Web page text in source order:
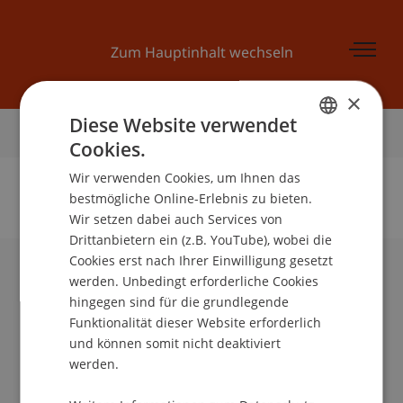
Zum Hauptinhalt wechseln
Startseite
Keine Daten zu dieser Person gefunden
Universität Liechtenstein
Fürst-Franz-Josef-Strasse
9490 Vaduz
Liechtenstein
info@uni.li
×
Diese Website verwendet
Cookies.
Wir verwenden Cookies, um Ihnen das
bestmögliche Online-Erlebnis zu bieten.
Wir setzen dabei auch Services von
Drittanbietern ein (z.B. YouTube), wobei die
Cookies erst nach Ihrer Einwilligung gesetzt
werden. Unbedingt erforderliche Cookies
hingegen sind für die grundlegende
Funktionalität dieser Website erforderlich
und können somit nicht deaktiviert
werden.